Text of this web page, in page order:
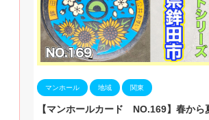
マンホール 地域 関東
【マンホールカード NO.169】春から